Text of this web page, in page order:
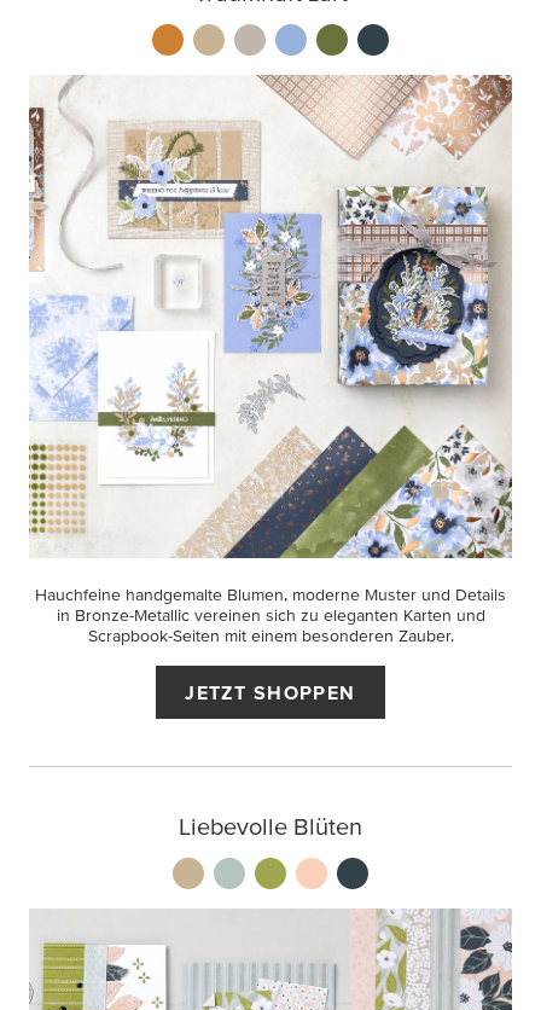
Hauchfeine handgemalte Blumen, moderne Muster und Details
in Bronze-Metallic vereinen sich zu eleganten Karten und
Scrapbook-Seiten mit einem besonderen Zauber.
JETZT SHOPPEN
Liebevolle Blüten